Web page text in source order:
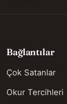
Bağlantılar
Çok Satanlar
Okur Tercihleri